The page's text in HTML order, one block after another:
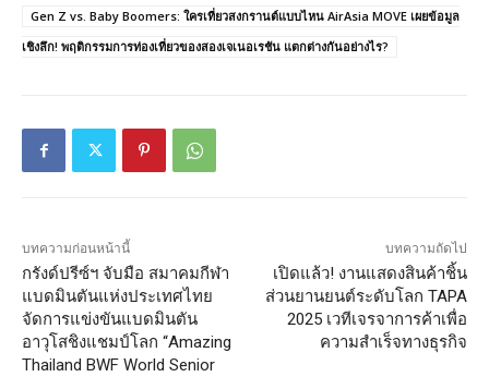
Gen Z vs. Baby Boomers: ใครเที่ยวสงกรานต์แบบไหน AirAsia MOVE เผยข้อมูล
เชิงลึก! พฤติกรรมการท่องเที่ยวของสองเจเนอเรชัน แตกต่างกันอย่างไร?
บทความก่อนหน้านี้
กรังด์ปรีซ์ฯ จับมือ สมาคมกีฬา
แบดมินตันแห่งประเทศไทย
จัดการแข่งขันแบดมินตัน
อาวุโสชิงแชมป์โลก “Amazing
Thailand BWF World Senior
บทความถัดไป
เปิดแล้ว! งานแสดงสินค้าชิ้น
ส่วนยานยนต์ระดับโลก TAPA
2025 เวทีเจรจาการค้าเพื่อ
ความสำเร็จทางธุรกิจ